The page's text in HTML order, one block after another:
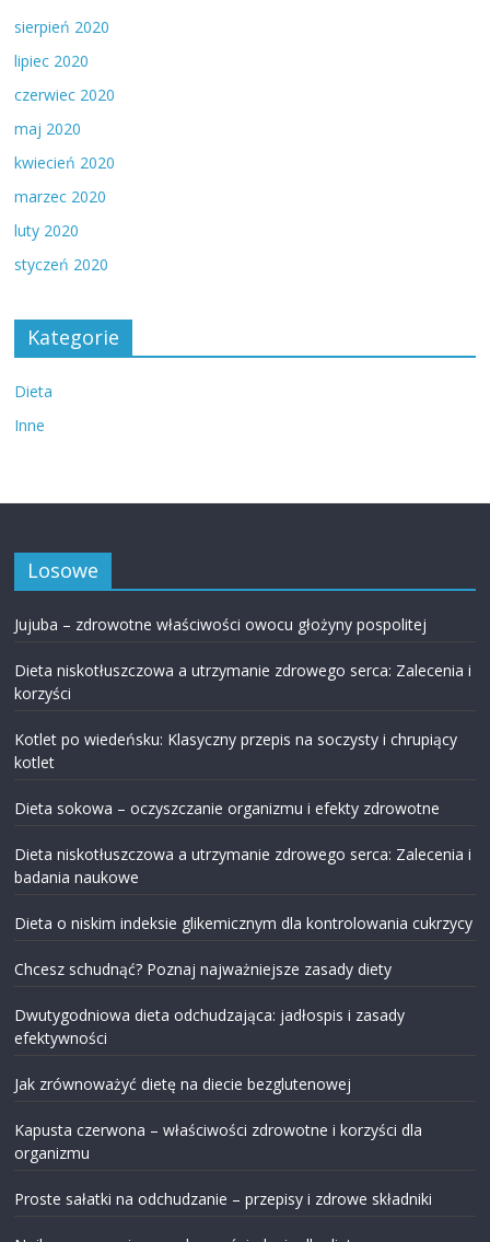
sierpień 2020
lipiec 2020
czerwiec 2020
maj 2020
kwiecień 2020
marzec 2020
luty 2020
styczeń 2020
Kategorie
Dieta
Inne
Losowe
Jujuba – zdrowotne właściwości owocu głożyny pospolitej
Dieta niskotłuszczowa a utrzymanie zdrowego serca: Zalecenia i
korzyści
Kotlet po wiedeńsku: Klasyczny przepis na soczysty i chrupiący
kotlet
Dieta sokowa – oczyszczanie organizmu i efekty zdrowotne
Dieta niskotłuszczowa a utrzymanie zdrowego serca: Zalecenia i
badania naukowe
Dieta o niskim indeksie glikemicznym dla kontrolowania cukrzycy
Chcesz schudnąć? Poznaj najważniejsze zasady diety
Dwutygodniowa dieta odchudzająca: jadłospis i zasady
efektywności
Jak zrównoważyć dietę na diecie bezglutenowej
Kapusta czerwona – właściwości zdrowotne i korzyści dla
organizmu
Proste sałatki na odchudzanie – przepisy i zdrowe składniki